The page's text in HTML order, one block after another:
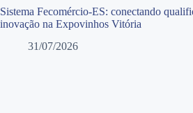
Sistema Fecomércio-ES: conectando
inovação na Expovinhos Vitória
31/07/2026